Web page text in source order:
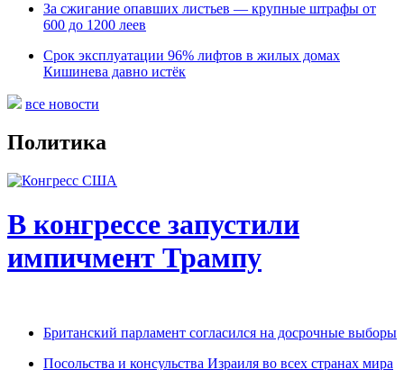
За сжигание опавших листьев — крупные штрафы от
600 до 1200 леев
Срок эксплуатации 96% лифтов в жилых домах
Кишинева давно истёк
все новости
Политика
В конгрессе запустили
импичмент Трампу
Британский парламент согласился на досрочные выборы
Посольства и консульства Израиля во всех странах мира